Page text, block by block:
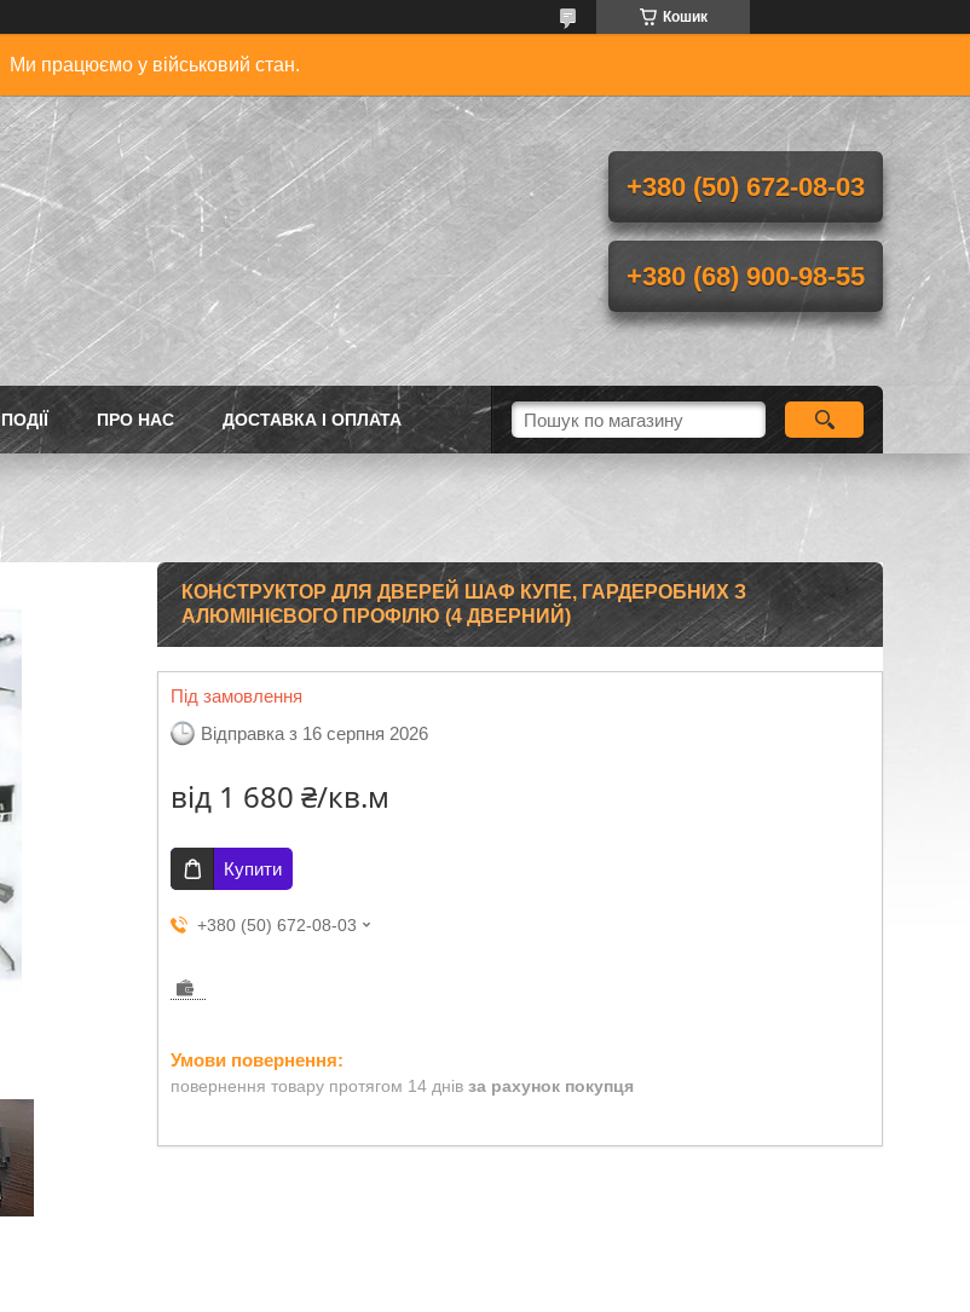
Кошик
Ми працюємо у військовий стан.
+380 (50) 672-08-03
+380 (68) 900-98-55
ПОДІЇ ПРО НАС ДОСТАВКА І ОПЛАТА
КОНСТРУКТОР ДЛЯ ДВЕРЕЙ ШАФ КУПЕ, ГАРДЕРОБНИХ З
АЛЮМІНІЄВОГО ПРОФІЛЮ (4 ДВЕРНИЙ)
Під замовлення
Відправка з 16 серпня 2026
від 1 680 ₴/кв.м
Купити
+380 (50) 672-08-03
повернення товару протягом 14 днів за рахунок покупця